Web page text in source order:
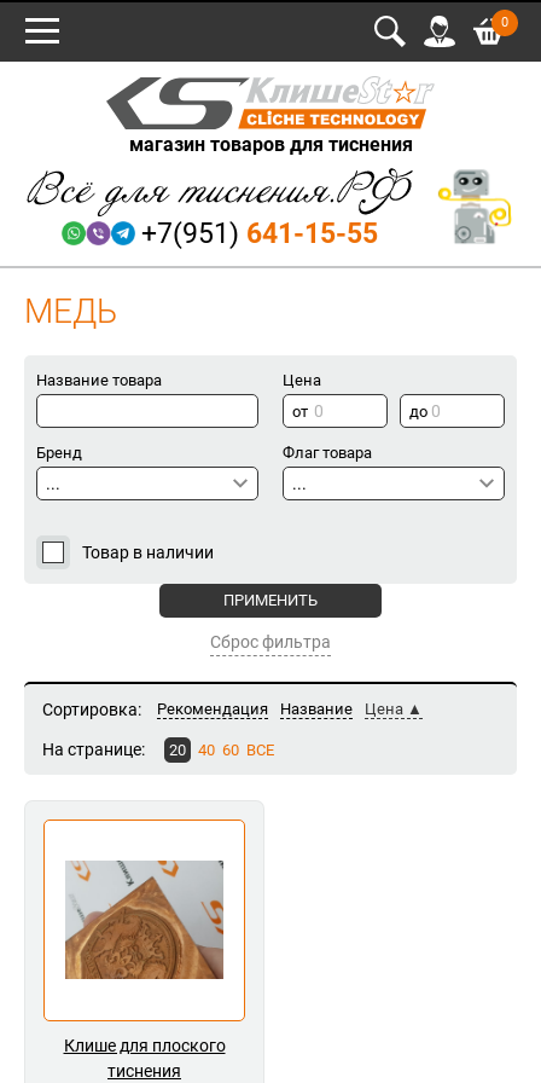
0
магазин товаров для тиснения
+7(951) 641-15-55
МЕДЬ
Название товара Цена
Бренд
...
Флаг товара
...
Товар в наличии
Сброс фильтра
Сортировка: Рекомендация Название Цена
На странице: 20 40 60 ВСЕ
Клише для плоского
тиснения